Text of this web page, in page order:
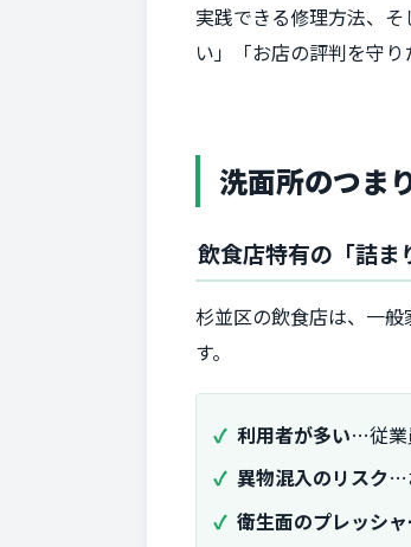
実践できる修理方法、
い」「お店の評判を守
洗面所のつま
飲食店特有の「詰ま
杉並区の飲食店は、一
す。
利用者が多い…従業
異物混入のリスク…
衛生面のプレッシャ